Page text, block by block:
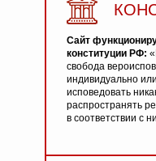
Сайт
конституции РФ:
свобода
индивидуально
исповедовать
распространять
в соответствии с